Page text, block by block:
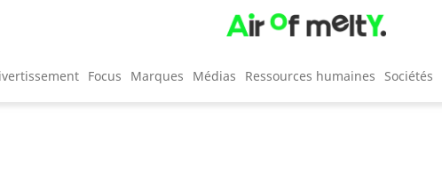
Focus Marques Médias Ressources humaines Sociétés